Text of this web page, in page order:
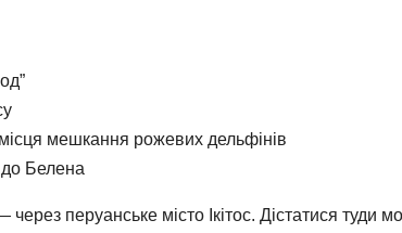
мешкання рожевих дельфінів
до Белена
перуанське місто Ікітос. Дістатися туди